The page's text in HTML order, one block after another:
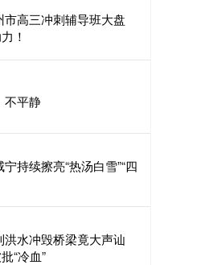
市高三冲刺辅导班大盘
！
不平静
持续擦亮“热汤白雪”“四
洪水冲毁桥梁竟大声讪
“冷血”